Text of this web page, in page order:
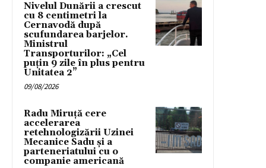
Nivelul Dunării a crescut
cu 8 centimetri la
Cernavodă după
scufundarea barjelor.
Ministrul
Transporturilor: „Cel
puțin 9 zile în plus pentru
Unitatea 2”
09/08/2026
Radu Miruță cere
accelerarea
retehnologizării Uzinei
Mecanice Sadu și a
parteneriatului cu o
companie americană